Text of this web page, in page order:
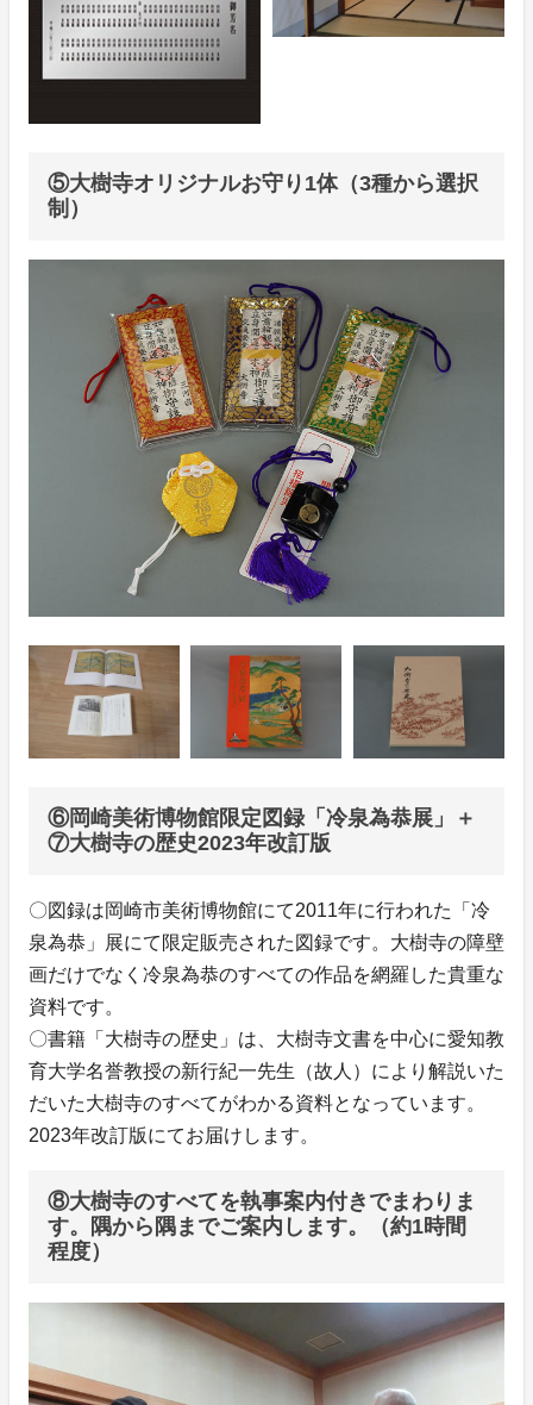
⑤大樹寺オリジナルお守り1体（3種から選択
制）
⑥岡崎美術博物館限定図録「冷泉為恭展」＋
⑦大樹寺の歴史2023年改訂版
〇図録は岡崎市美術博物館にて2011年に行われた「冷
泉為恭」展にて限定販売された図録です。大樹寺の障壁
画だけでなく冷泉為恭のすべての作品を網羅した貴重な
資料です。
〇書籍「大樹寺の歴史」は、大樹寺文書を中心に愛知教
育大学名誉教授の新行紀一先生（故人）により解説いた
だいた大樹寺のすべてがわかる資料となっています。
2023年改訂版にてお届けします。
⑧大樹寺のすべてを執事案内付きでまわりま
す。隅から隅までご案内します。（約1時間
程度）